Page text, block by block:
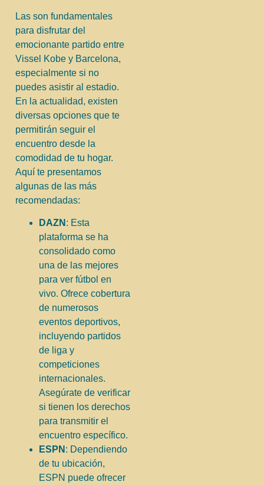
Las son fundamentales
para disfrutar del
emocionante partido entre
Vissel Kobe y Barcelona,
especialmente si no
puedes asistir al estadio.
En la actualidad, existen
diversas opciones que te
permitirán seguir el
encuentro desde la
comodidad de tu hogar.
Aquí te presentamos
algunas de las más
recomendadas:
DAZN : Esta
plataforma se ha
consolidado como
una de las mejores
para ver fútbol en
vivo. Ofrece cobertura
de numerosos
eventos deportivos,
incluyendo partidos
de liga y
competiciones
internacionales.
Asegúrate de verificar
si tienen los derechos
para transmitir el
encuentro específico.
ESPN : Dependiendo
de tu ubicación,
ESPN puede ofrecer